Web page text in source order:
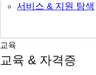
서비스 & 지원 탐색
교육
교육 & 자격증